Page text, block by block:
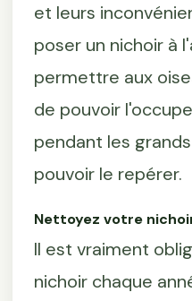
et leurs
poser un nichoir à
permettre aux
de pouvoir
pendant les
pouvoir le repérer.
Nettoyez votre
Il est vraiment
nichoir chaque